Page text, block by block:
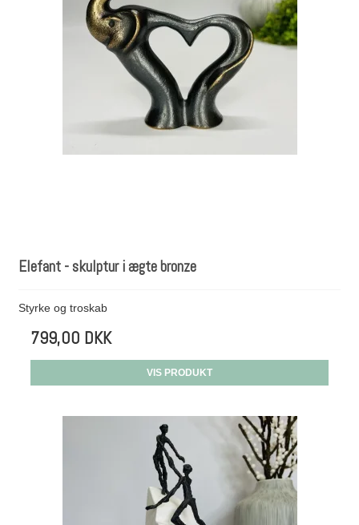
Elefant - skulptur i ægte bronze
Styrke og troskab
799,00 DKK
VIS PRODUKT